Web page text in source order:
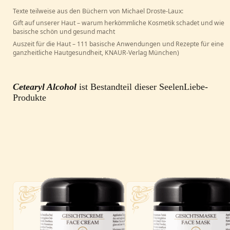
Texte teilweise aus den Büchern von Michael Droste-Laux:
Gift auf unserer Haut – warum herkömmliche Kosmetik schadet und wie
basische schön und gesund macht
Auszeit für die Haut – 111 basische Anwendungen und Rezepte für eine
ganzheitliche Hautgesundheit, KNAUR-Verlag München)
Cetearyl Alcoholist Bestandteil dieser SeelenLiebe-
Produkte